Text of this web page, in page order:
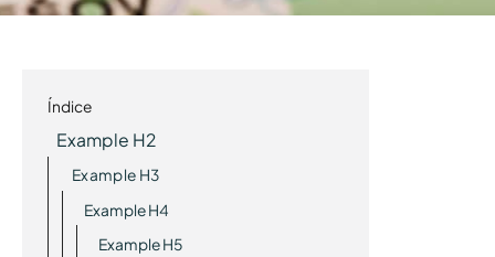
Índice
Example H2
Example H3
Example H4
Example H5